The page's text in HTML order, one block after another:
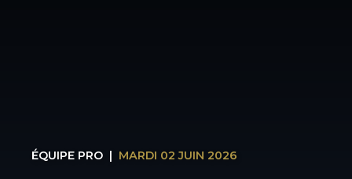
ÉQUIPE PRO | MARDI 02 JUIN 2026